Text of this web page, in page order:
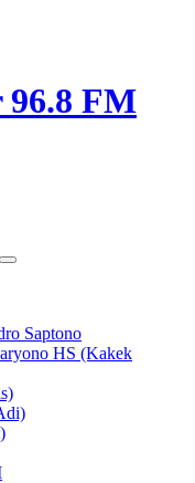
96.8 FM
Saptono
HS (Kakek